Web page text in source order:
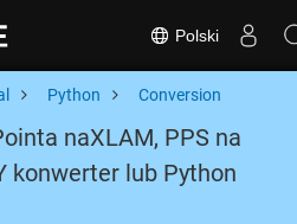
Polski
Python Conversion
naXLAM, PPS na
konwerter lub Python